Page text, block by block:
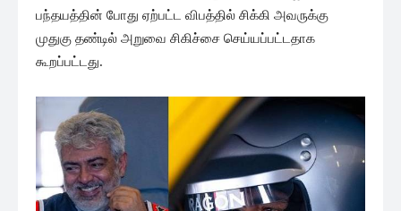
பந்தயத்தின் போது ஏற்பட்ட விபத்தில் சிக்கி அவருக்கு
முதுகு தண்டில் அறுவை சிகிச்சை செய்யப்பட்டதாக
கூறப்பட்டது.